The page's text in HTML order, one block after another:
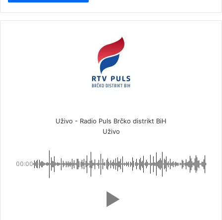
Uživo - Radio Puls Brčko distrikt BiH
Uživo
00:00